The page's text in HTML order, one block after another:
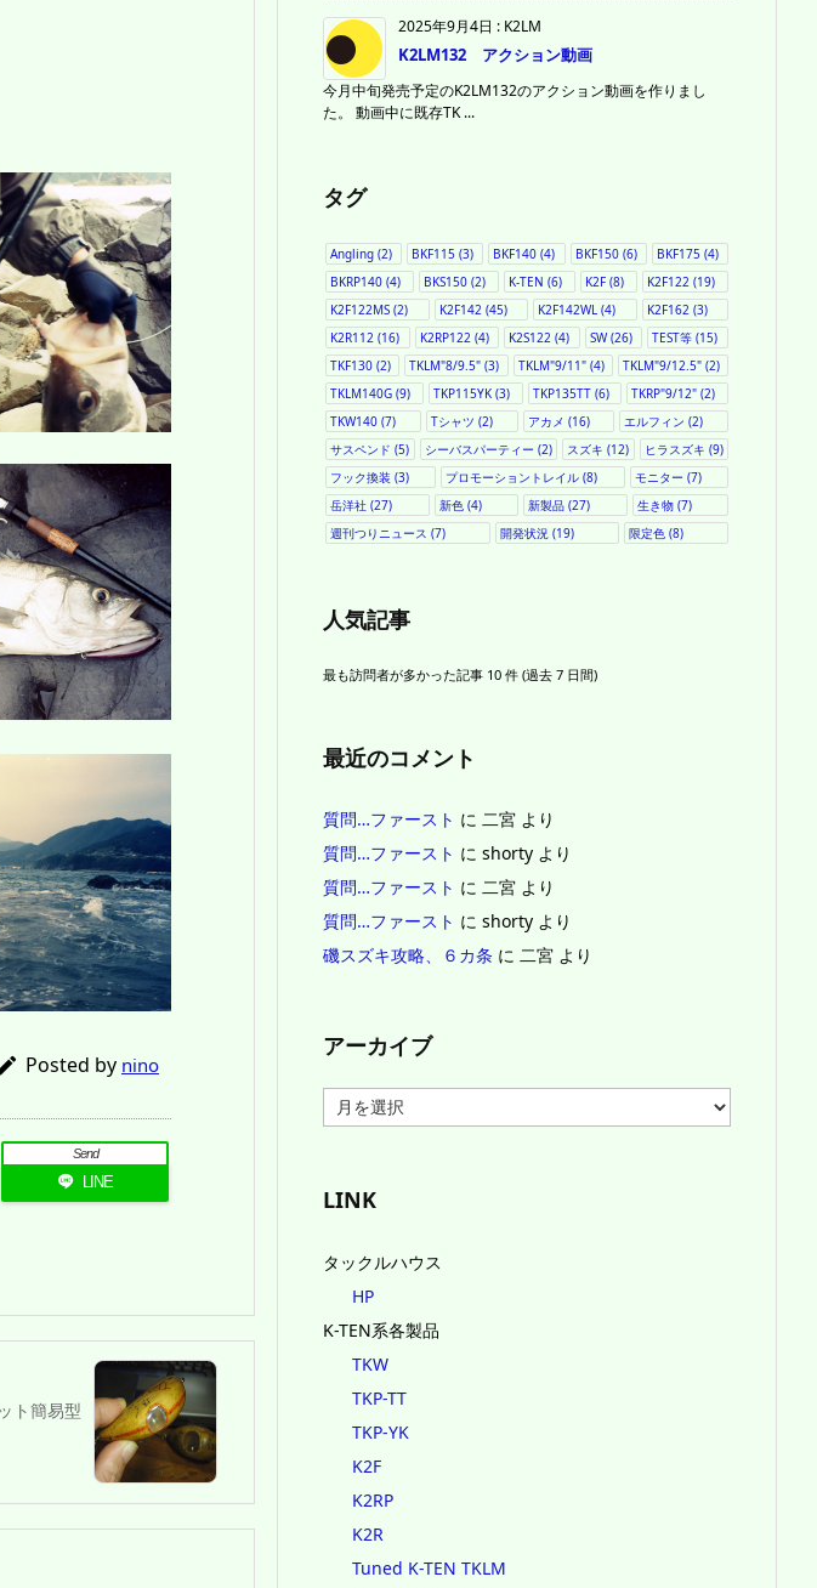
Posted by nino
LINE
Send
ト簡易型
2025年9月4日 : K2LM
K2LM132 アクション動画
今月中旬発売予定のK2LM132のアクション動画を作りまし
た。 動画中に既存TK ...
タグ
Angling (2) BKF115 (3) BKF140 (4) BKF150(6) BKF175(4)
BKRP140 (4) BKS150 (2) K-TEN (6) K2F (8) K2F122 (19)
K2F122MS (2) K2F142(45) K2F142WL (4) K2F162(3)
K2R112 (16) K2RP122(4) K2S122 (4) SW(26) TEST等 (15)
TKF130 (2) TKLM"8/9.5" (3) TKLM"9/11"(4) TKLM"9/12.5"(2)
TKLM140G (9) TKP115YK(3) TKP135TT(6) TKRP"9/12" (2)
TKW140 (7) Tシャツ (2) アカメ (16) エルフィン (2)
サスペンド (5) シーバスパーティー (2) スズキ (12) ヒラスズキ (9)
フック換装 (3) プロモーショントレイル (8) モニター (7)
岳洋社 (27) 新色(4) 新製品 (27) 生き物(7)
週刊つりニュース (7) 開発状況 (19) 限定色 (8)
人気記事
最も訪問者が多かった記事 10 件 (過去 7 日間)
最近のコメント
質問…ファースト に 二宮 より
質問…ファースト に shorty より
質問…ファースト に 二宮 より
質問…ファースト に shorty より
磯スズキ攻略、６カ条 に 二宮 より
アーカイブ
ー
ブ
LINK
タックルハウス
HP
K-TEN系各製品
TKW
TKP-TT
TKP-YK
K2F
K2RP
K2R
Tuned K-TEN TKLM